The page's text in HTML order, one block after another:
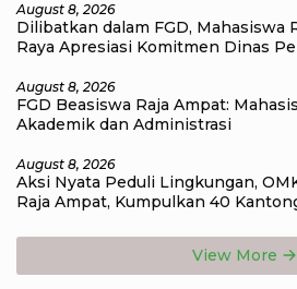
August 8, 2026
Dilibatkan dalam FGD, Mahasiswa
Raya Apresiasi Komitmen Dinas
August 8, 2026
FGD Beasiswa Raja Ampat:
Akademik dan Administrasi
August 8, 2026
Aksi Nyata Peduli Lingkungan,
Raja Ampat, Kumpulkan 40
View More